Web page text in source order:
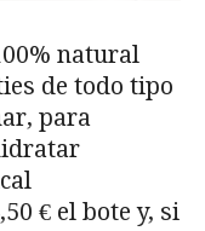
natural
de todo tipo
para
€ el bote y, si